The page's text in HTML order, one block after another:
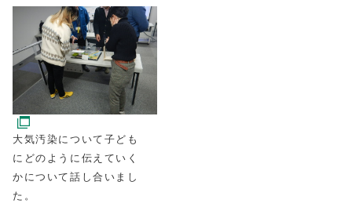
大気汚染について子ども
にどのように伝えていく
かについて話し合いまし
た。